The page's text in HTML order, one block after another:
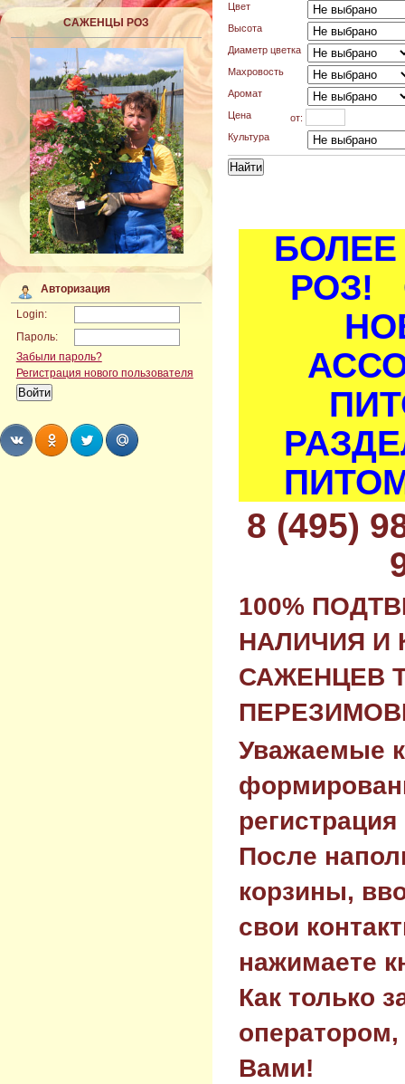
САЖЕНЦЫ РОЗ
Авторизация
Login:
Пароль:
Забыли пароль?
Регистрация нового пользователя
Цвет
Высота
Диаметр цветка
Махровость
Аромат
Цена
от:
Культура
БОЛЕЕ
РОЗ!
8 (495)
100%
НАЛИЧИЯ И
САЖЕНЦЕВ
Уважаемые
После
корзины,
свои
нажимаете
Как только
Вами!